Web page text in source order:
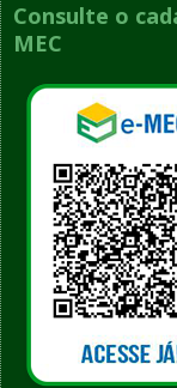
Consulte o
MEC